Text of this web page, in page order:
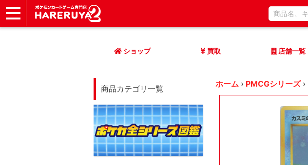
ショップ 買取 店舗一覧
商品カテゴリ一覧 ホーム › PMCGシリーズ ›